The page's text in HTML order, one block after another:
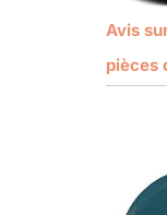
Avis
pièces